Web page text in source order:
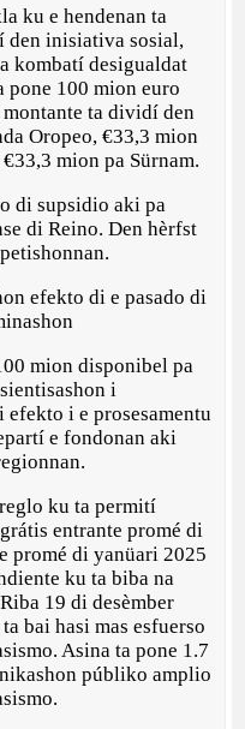
ku e hendenan ta
den inisiativa sosial,
kombatí desigualdat
pone 100 mion euro
ta dividí den
Oropeo, €33,3 mion
mion pa Sürnam.
di supsidio aki pa
di Reino. Den hèrfst
efekto di e pasado di
mion disponibel pa
i
efekto i e prosesamentu
e fondonan aki
ku ta permití
entrante promé di
promé di yanüari 2025
ku ta biba na
19 di desèmber
bai hasi mas esfuerso
Asina ta pone 1.7
públiko amplio